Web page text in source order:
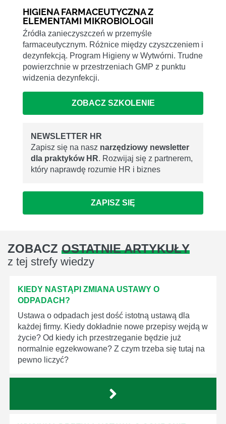
HIGIENA FARMACEUTYCZNA Z
ELEMENTAMI MIKROBIOLOGII
Źródła zanieczyszczeń w przemyśle
farmaceutycznym. Różnice między czyszczeniem i
dezynfekcją. Program Higieny w Wytwórni. Trudne
powierzchnie w przestrzeniach GMP z punktu
widzenia dezynfekcji.
ZOBACZ SZKOLENIE
NEWSLETTER HR
Zapisz się na nasz narzędziowy newsletter
dla praktyków HR. Rozwijaj się z partnerem,
który naprawdę rozumie HR i biznes
ZAPISZ SIĘ
ZOBACZ OSTATNIE ARTYKUŁY
z tej strefy wiedzy
KIEDY NASTĄPI ZMIANA USTAWY O
ODPADACH?
Ustawa o odpadach jest dość istotną ustawą dla
każdej firmy. Kiedy dokładnie nowe przepisy wejdą w
życie? Od kiedy ich przestrzeganie będzie już
normalnie egzekwowane? Z czym trzeba się tutaj na
pewno liczyć?